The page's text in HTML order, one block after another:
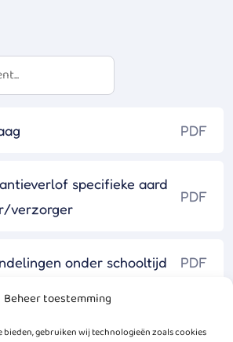
Beheer toestemming
bieden, gebruiken wij technologieën zoals cookies
PDF
specifieke aard
verzorger
PDF
onder schooltijd PDF
PDF